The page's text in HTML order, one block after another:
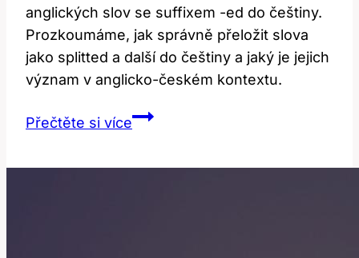
anglických slov se suffixem -ed do češtiny.
Prozkoumáme, jak správně přeložit slova
jako splitted a další do češtiny a jaký je jejich
význam v anglicko-českém kontextu.
Přečtěte si víceSplitted: